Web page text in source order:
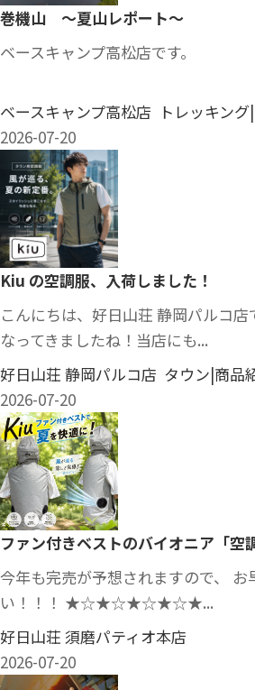
巻機山 ～夏山レポート～
ベースキャンプ高松店です。
ベースキャンプ高松店 トレッキン
2026-07-20
Kiu の空調服、入荷しました！
こんにちは、好日山荘 静岡パルコ店
なってきましたね！当店にも...
好日山荘 静岡パルコ店 タウン|商品
2026-07-20
ファン付きベストのバイオニア「空
今年も完売が予想されますので、 お
い！！！ ★☆★☆★☆★☆★...
好日山荘 須磨パティオ本店
2026-07-20